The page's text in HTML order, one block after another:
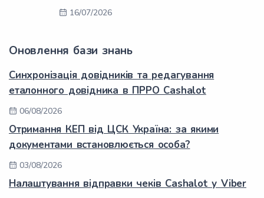
16/07/2026
Оновлення бази знань
Синхронізація довідників та редагування
еталонного довідника в ПРРО Cashalot
06/08/2026
Отримання КЕП від ЦСК Україна: за якими
документами встановлюється особа?
03/08/2026
Налаштування відправки чеків Cashalot у Viber